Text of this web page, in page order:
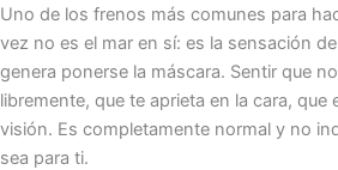
Uno de los frenos más comunes para
vez no es el mar en sí: es la sensación
genera ponerse la máscara. Sentir que
libremente, que te aprieta en la cara, que
visión. Es completamente normal y no
sea para ti.